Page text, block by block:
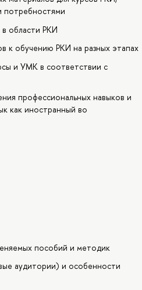
потребностями
области РКИ
к обучению РКИ на разных этапах
и УМК в соответствии с
профессиональных навыков и
как иностранный во
пособий и методик
аудитории) и особенности